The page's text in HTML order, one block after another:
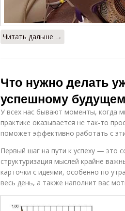
Читать дальше →
Что нужно делать
успешному
У всех нас бывают моменты, когда
практике оказывается не так-то
поможет эффективно работать с
Первый шаг на пути к успеху — это
структуризация мыслей крайне
карточки с идеями, особенно по
весь день, а также наполнит вас